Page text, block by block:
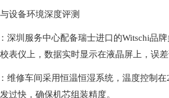
设备环境深度评测
深圳服务中心配备瑞士进口的Witschi品
表仪上，数据实时显示在液晶屏上，误
维修车间采用恒温恒湿系统，温度控制
过快，确保机芯组装精度。